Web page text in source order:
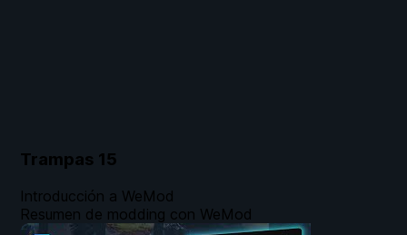
Trampas 15
Introducción a WeMod
Resumen de modding con WeMod